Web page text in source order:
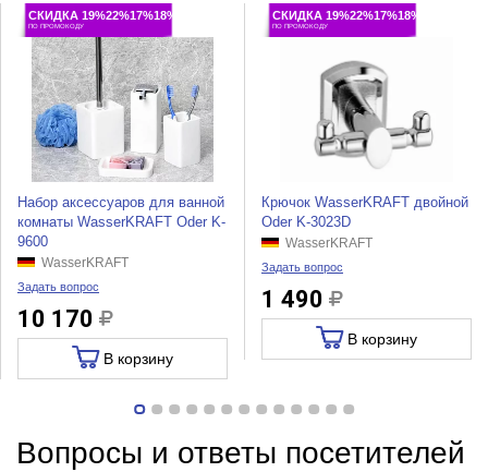
СКИДКА 19%22%17%18%
ПО ПРОМОКОДУ
Набор аксессуаров для ванной
комнаты WasserKRAFT Oder K-
9600
WasserKRAFT
Задать вопрос
10 170
В корзину
СКИДКА 19%22%17%18%
ПО ПРОМОКОДУ
Крючок WasserKRAFT двойной
Oder K-3023D
WasserKRAFT
Задать вопрос
1 490
В корзину
Вопросы и ответы посетителей